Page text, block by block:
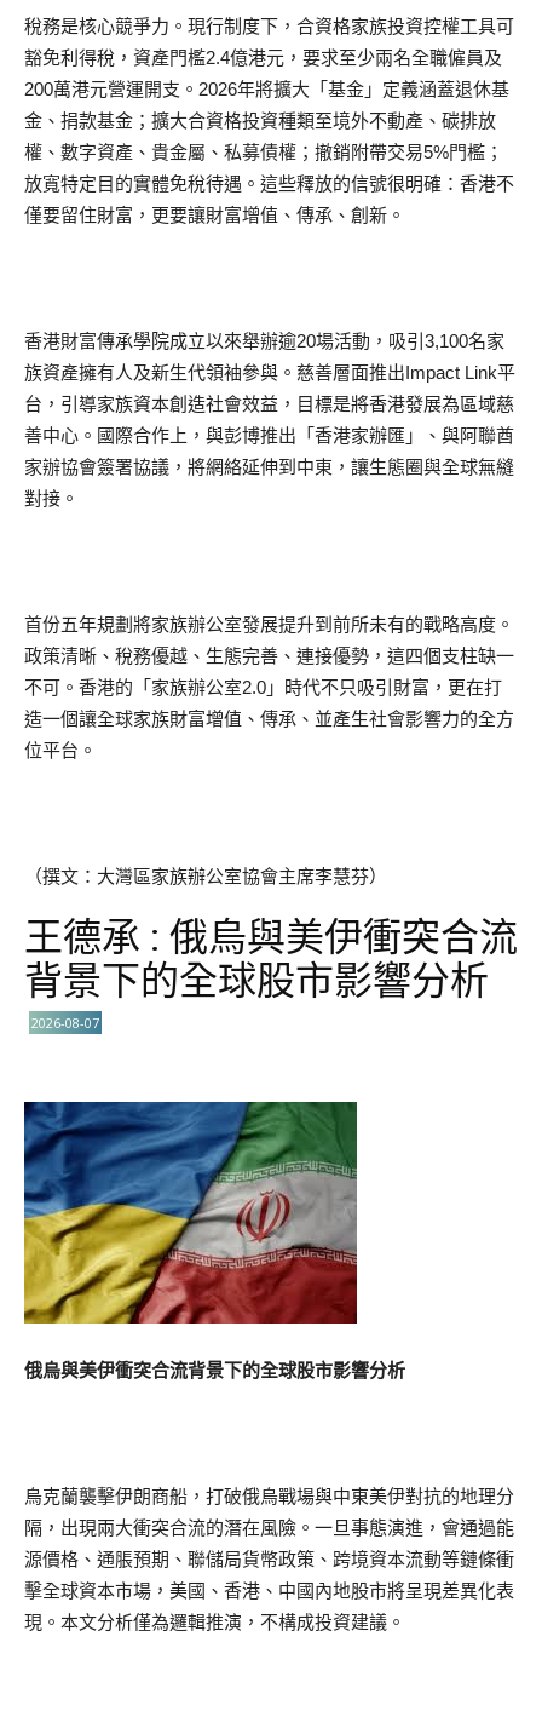
稅務是核心競爭力。現行制度下，合資格家族投資控權工具可
豁免利得稅，資產門檻2.4億港元，要求至少兩名全職僱員及
200萬港元營運開支。2026年將擴大「基金」定義涵蓋退休基
金、捐款基金；擴大合資格投資種類至境外不動產、碳排放
權、數字資產、貴金屬、私募債權；撤銷附帶交易5%門檻；
放寬特定目的實體免稅待遇。這些釋放的信號很明確：香港不
僅要留住財富，更要讓財富增值、傳承、創新。
香港財富傳承學院成立以來舉辦逾20場活動，吸引3,100名家
族資產擁有人及新生代領袖參與。慈善層面推出Impact Link平
台，引導家族資本創造社會效益，目標是將香港發展為區域慈
善中心。國際合作上，與彭博推出「香港家辦匯」、與阿聯酋
家辦協會簽署協議，將網絡延伸到中東，讓生態圈與全球無縫
對接。
首份五年規劃將家族辦公室發展提升到前所未有的戰略高度。
政策清晰、稅務優越、生態完善、連接優勢，這四個支柱缺一
不可。香港的「家族辦公室2.0」時代不只吸引財富，更在打
造一個讓全球家族財富增值、傳承、並產生社會影響力的全方
位平台。
（撰文：大灣區家族辦公室協會主席李慧芬）
王德承 : 俄烏與美伊衝突合流
背景下的全球股市影響分析
2026-08-07
俄烏與美伊衝突合流背景下的全球股市影響分析
烏克蘭襲擊伊朗商船，打破俄烏戰場與中東美伊對抗的地理分
隔，出現兩大衝突合流的潛在風險。一旦事態演進，會通過能
源價格、通脹預期、聯儲局貨幣政策、跨境資本流動等鏈條衝
擊全球資本市場，美國、香港、中國內地股市將呈現差異化表
現。本文分析僅為邏輯推演，不構成投資建議。